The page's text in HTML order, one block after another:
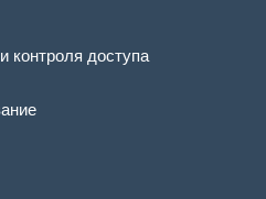
контроля доступа